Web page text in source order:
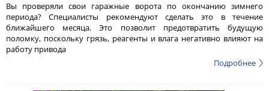
Вы проверяли свои гаражные ворота по окончанию зимнего
периода? Специалисты рекомендуют сделать это в течение
ближайшего месяца. Это позволит предотвратить будущую
поломку, поскольку грязь, реагенты и влага негативно влияют на
работу привода
Подробнее